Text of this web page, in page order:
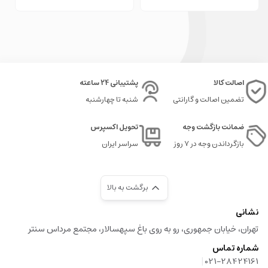
بهترین مکان‌های تفریحی تهران برای کودکان
اصالت کالا
تضمین اصالت و گارانتی
پشتیبانی 24 ساعته
شنبه تا چهارشنبه
ضمانت بازگشت وجه
بازگرداندن وجه در ۷ روز
تحویل اکسپرس
سراسر ایران
برگشت به بالا
نشانی
تهران، خیابان جمهوری، رو به روی باغ سپهسالار، مجتمع مرداس سنتر
شماره تماس
021-28424161
|